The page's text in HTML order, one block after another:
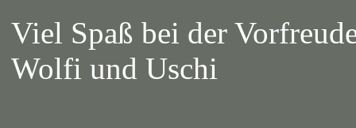
Viel Spaß bei der
Wolfi und Uschi